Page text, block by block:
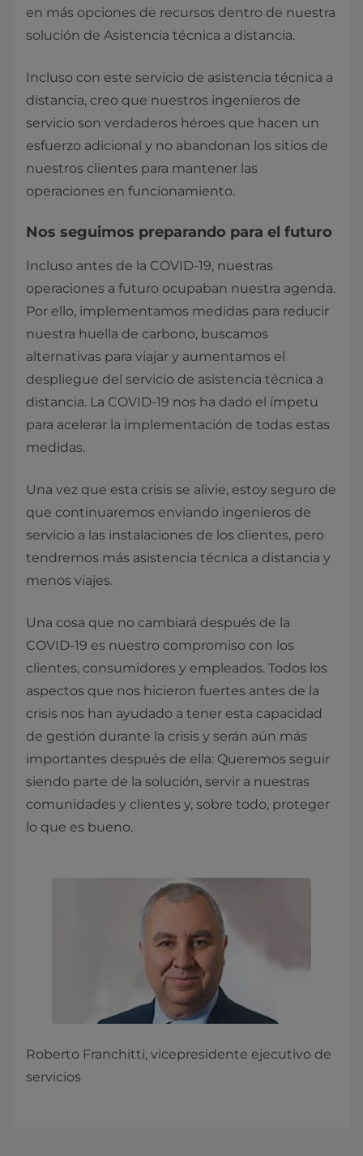
en más opciones de recursos dentro de nuestra
solución de Asistencia técnica a distancia.
Incluso con este servicio de asistencia técnica a
distancia, creo que nuestros ingenieros de
servicio son verdaderos héroes que hacen un
esfuerzo adicional y no abandonan los sitios de
nuestros clientes para mantener las
operaciones en funcionamiento.
Nos seguimos preparando para el futuro
Incluso antes de la COVID-19, nuestras
operaciones a futuro ocupaban nuestra agenda.
Por ello, implementamos medidas para reducir
nuestra huella de carbono, buscamos
alternativas para viajar y aumentamos el
despliegue del servicio de asistencia técnica a
distancia. La COVID-19 nos ha dado el ímpetu
para acelerar la implementación de todas estas
medidas.
Una vez que esta crisis se alivie, estoy seguro de
que continuaremos enviando ingenieros de
servicio a las instalaciones de los clientes, pero
tendremos más asistencia técnica a distancia y
menos viajes.
Una cosa que no cambiará después de la
COVID-19 es nuestro compromiso con los
clientes, consumidores y empleados. Todos los
aspectos que nos hicieron fuertes antes de la
crisis nos han ayudado a tener esta capacidad
de gestión durante la crisis y serán aún más
importantes después de ella: Queremos seguir
siendo parte de la solución, servir a nuestras
comunidades y clientes y, sobre todo, proteger
lo que es bueno.
Roberto Franchitti, vicepresidente ejecutivo de
servicios